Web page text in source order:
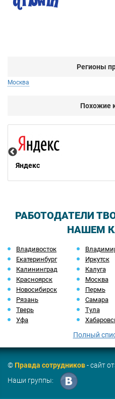
Регионы
Москва
Похожие
Яндекс
РАБОТОДАТЕЛИ
НАШЕМ
Владивосток
Екатеринбург
Иркутск
Калининград
Калуга
Красноярск
Москва
Новосибирск
Пермь
Рязань
Самара
Тверь
Тула
Уфа
Полный
©Правда сотрудников- сайт
Наши группы: